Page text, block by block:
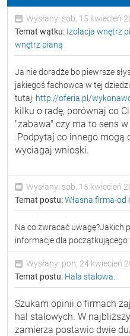
Wysłany: sob, 15 kwiecień
Temat wątku: Izolacja wnętrz
wnętrz pianą
Ja nie doradże bo piewrsze
jakiegoś fachowca w tej
tutaj: http://oferia.pl/
kilku o radę, porównaj co
"zabawa" czy ma to sens
Podpytaj co innego mogą
wyciagaj wnioski.
Wysłany: sob, 15 kwiecień
Temat postu:Własna firma-od
Na co zwracać uwagę?Jakich
informacje dla początkującego
Wysłany: pon, 24 kwiecień
Temat postu: Hala stalowa.
Szukam opinii o firmach
hal stalowych. W
zamierza postawic dwie